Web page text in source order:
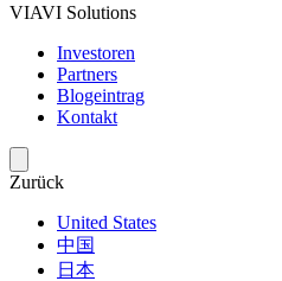
VIAVI Solutions
Investoren
Partners
Blogeintrag
Kontakt
Zurück
United States
中国
日本